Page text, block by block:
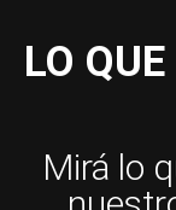
LO
Mirá lo